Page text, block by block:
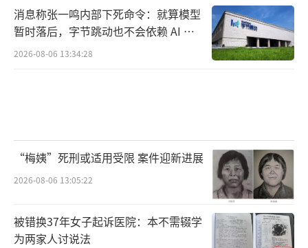
消息称张一鸣内部下死命令：就算模型
暂时落后，字节跳动也不会依赖 AI 蒸
馏技术
2026-08-06 13:34:28
“梅姨”死刑或适用受限 案件迎新进展
2026-08-06 13:05:22
被错换37年女子起诉医院：本不需辍学
为两家人讨说法